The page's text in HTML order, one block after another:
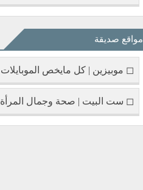
مواقع صديقة
◻ موبيزين | كل مايخص الموبايلات
◻ ست البيت | صحة وجمال المرأة